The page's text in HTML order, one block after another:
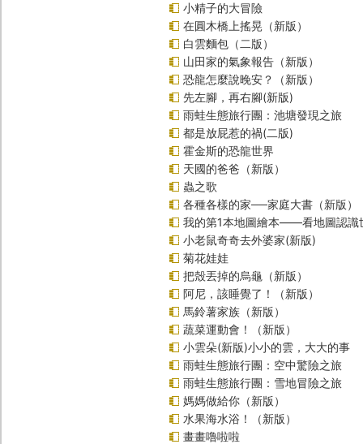
小精子的大冒險
在圓木橋上搖晃（新版）
白雲麵包（二版）
山田家的氣象報告（新版）
恐龍怎麼說晚安？（新版）
先左腳，再右腳(新版)
雨蛙生態旅行團：池塘發現之旅
都是放屁惹的禍(二版)
霍金斯的恐龍世界
天國的爸爸（新版）
蟲之歌
各種各樣的家──家庭大書（新版）
我的第1本地圖繪本――看地圖認識
小老鼠奇奇去外婆家(新版)
菊花娃娃
把殼丟掉的烏龜（新版）
阿尼，該睡覺了！（新版）
馬鈴薯家族（新版）
蔬菜運動會！（新版）
小雲朵(新版)小小的雲，大大的事
雨蛙生態旅行團：空中驚險之旅
雨蛙生態旅行團：雪地冒險之旅
媽媽做給你（新版）
水果海水浴！（新版）
畫畫嚕啦啦